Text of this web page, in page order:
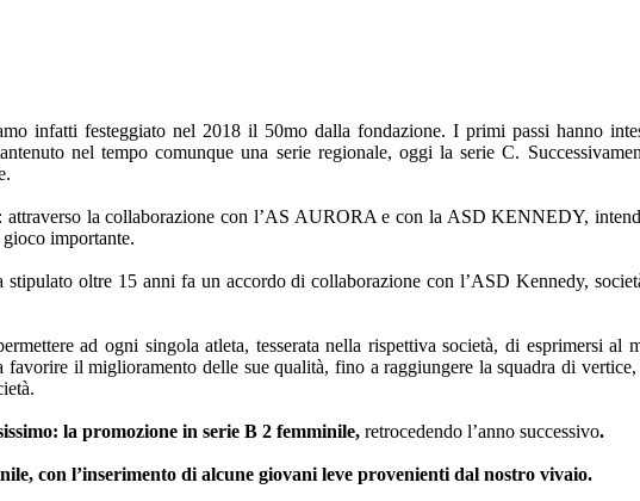
infatti festeggiato nel 2018 il 50mo dalla fondazione. I primi passi hanno
nel tempo comunque una serie regionale, oggi la serie C.
: attraverso la collaborazione con l’AS AURORA e con la ASD KENNEDY,
importante.
oltre 15 anni fa un accordo di collaborazione con l’ASD Kennedy,
ad ogni singola atleta, tesserata nella rispettiva società, di esprimersi al
il miglioramento delle sue qualità, fino a raggiungere la squadra di
la promozione in serie B 2 femminile, retrocedendo l’anno successivo.
con l’inserimento di alcune giovani leve provenienti dal nostro vivaio.